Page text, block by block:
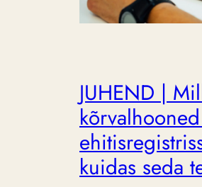
JUHEND |
kuidas seda